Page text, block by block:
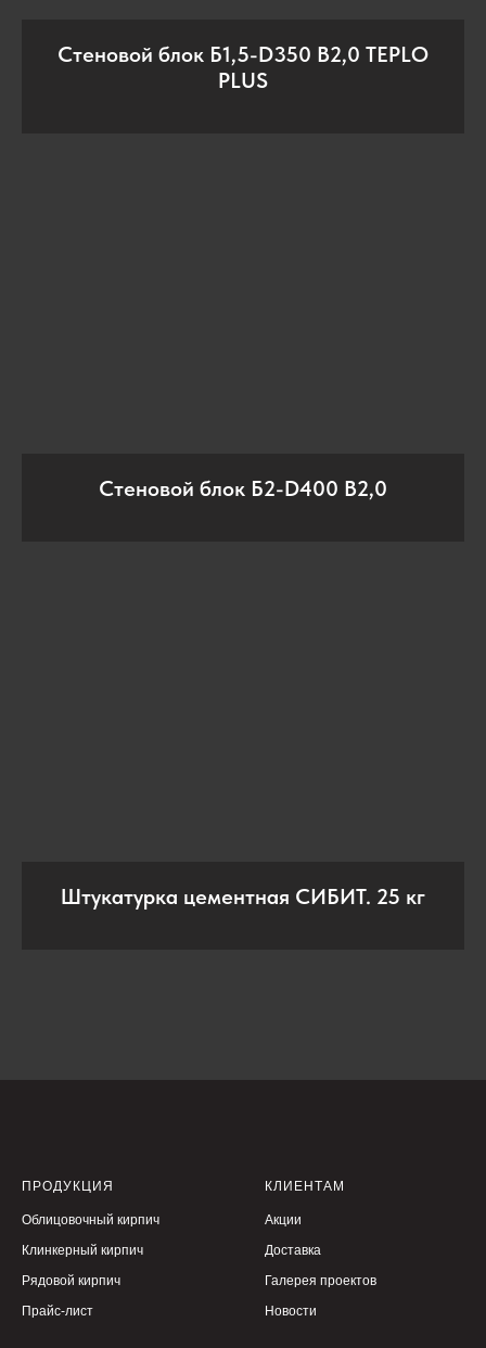
Стеновой блок Б1,5-D350 В2,0 TEPLO
PLUS
Стеновой блок Б2-D400 В2,0
Штукатурка цементная СИБИТ. 25 кг
ПРОДУКЦИЯ
Облицовочный кирпич
Клинкерный кирпич
Рядовой кирпич
Прайс-лист
КЛИЕНТАМ
Акции
Доставка
Галерея проектов
Новости